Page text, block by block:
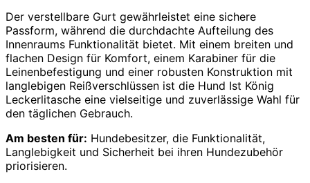
Der verstellbare Gurt gewährleistet eine sichere
Passform, während die durchdachte Aufteilung des
Innenraums Funktionalität bietet. Mit einem breiten und
flachen Design für Komfort, einem Karabiner für die
Leinenbefestigung und einer robusten Konstruktion mit
langlebigen Reißverschlüssen ist die Hund Ist König
Leckerlitasche eine vielseitige und zuverlässige Wahl für
den täglichen Gebrauch.
Am besten für: Hundebesitzer, die Funktionalität,
Langlebigkeit und Sicherheit bei ihren Hundezubehör
priorisieren.